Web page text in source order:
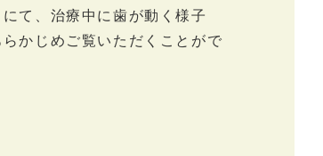
て、治療中に歯が動く様子
かじめご覧いただくことがで